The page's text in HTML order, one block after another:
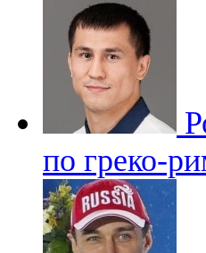
по греко-